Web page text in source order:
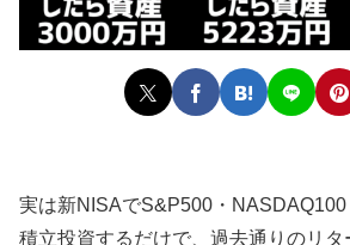
実は新NISAでS&P500・NASDAQ100
積立投資するだけで、過去通りのリタ